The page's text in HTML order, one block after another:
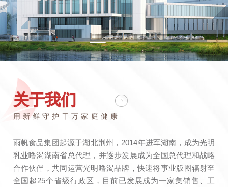
关于我们
用新鲜守护干万家庭健康
雨帆食品集团起源于湖北荆州，2014年进军湖南，成为光明
乳业噜渴湖南省总代理，并逐步发展成为全国总代理和战略
合作伙伴，共同运营光明噜渴品牌，快速将事业版图辐射至
全国超25个省级行政区，目前已发展成为一家集销售、工